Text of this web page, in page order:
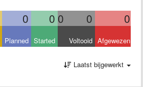
0 0 0 0 0
Planned Started Voltooid Afgewezen
Laatst bijgewerkt